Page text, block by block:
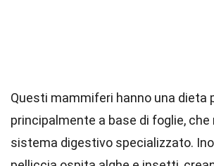
Questi mammiferi hanno una dieta
principalmente a base di foglie, che
sistema digestivo specializzato.